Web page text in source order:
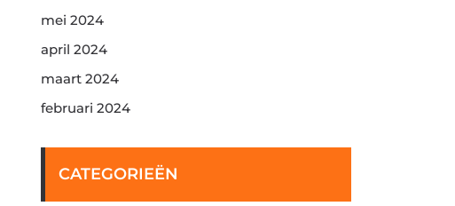
mei 2024
april 2024
maart 2024
februari 2024
CATEGORIEËN